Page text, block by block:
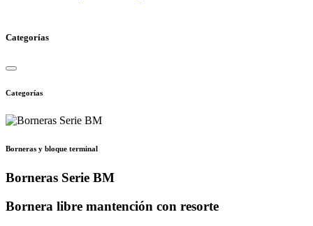
Categorías
Categorías
Borneras y bloque terminal
Borneras Serie BM
Bornera libre mantención con resorte